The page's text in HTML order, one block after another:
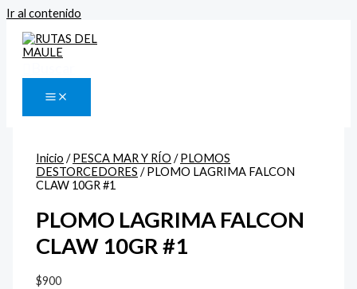
Ir al contenido
Inicio /PESCA MAR Y RÍO /PLOMOS
DESTORCEDORES / PLOMO LAGRIMA FALCON
CLAW 10GR #1
PLOMO LAGRIMA FALCON
CLAW 10GR #1
$900